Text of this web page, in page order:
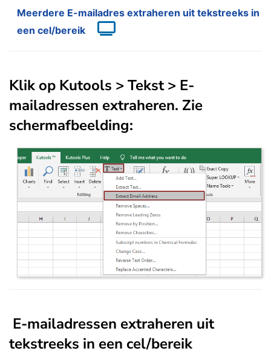
Meerdere E-mailadres extraheren uit tekstreeks in
een cel/bereik
Klik op Kutools > Tekst> E-
mailadressen extraheren. Zie
schermafbeelding:
E-mailadressen extraheren uit
tekstreeks in een cel/bereik